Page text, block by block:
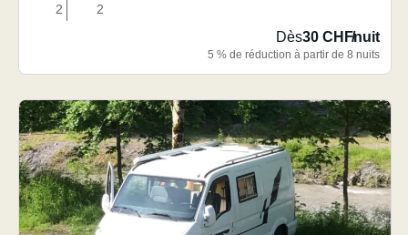
2 2
Dès30 CHF/nuit
5 % de réduction à partir de 8 nuits